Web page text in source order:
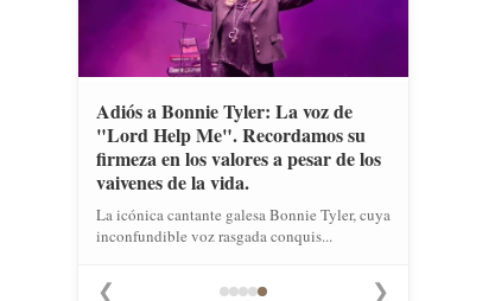
Adiós a Bonnie Tyler: La voz de
"Lord Help Me". Recordamos su
firmeza en los valores a pesar de los
vaivenes de la vida.
La icónica cantante galesa Bonnie Tyler, cuya
inconfundible voz rasgada conquis...
❮ ❯